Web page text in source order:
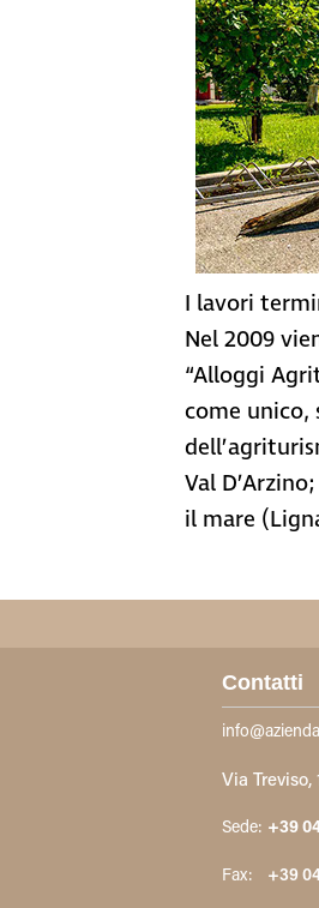
I lavori
Nel 2009
“Alloggi
come
Val
il mare
Contatti
Via
Sede: +39
Fax: +39